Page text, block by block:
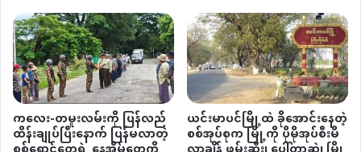
ကလေး-တမူးလမ်းကို ပြန်လည်
ထိန်းချုပ်ပြီးနောက် ပြန်မလာတဲ့
ယင်းမာပင်မြို့ထဲ ခိုအောင်းနေတဲ့
စစ်အုပ်စုက မြို့ကို ပိုမိုအုပ်စီးမိ